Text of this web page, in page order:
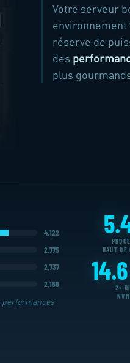
Votre serveur
environnement
réserve de
des
plus
4,122
2,775
2,737
2,169
performances
HAUT DE
14.6
2×